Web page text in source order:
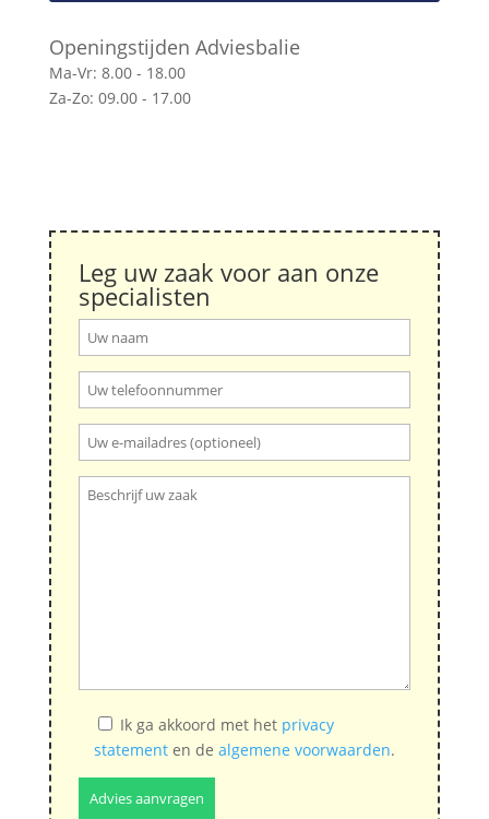
Openingstijden Adviesbalie
Ma-Vr: 8.00 - 18.00
Za-Zo: 09.00 - 17.00
Leg uw zaak voor aan onze
specialisten
Ik ga akkoord met het privacy
statementen de algemene voorwaarden.